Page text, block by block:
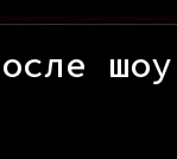
шоу